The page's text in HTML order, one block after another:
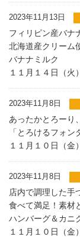
2023年11月13日
フィリピン産バナ
北海道産クリーム
バナナミルク
１１月１４日（火
2023年11月8日
あったかとろーり
「とろけるフォン
１１月１０日（金
2023年11月8日
店内で調理した手
食べて満足！素材
ハンバーグ＆カニ
１１月１０日（金